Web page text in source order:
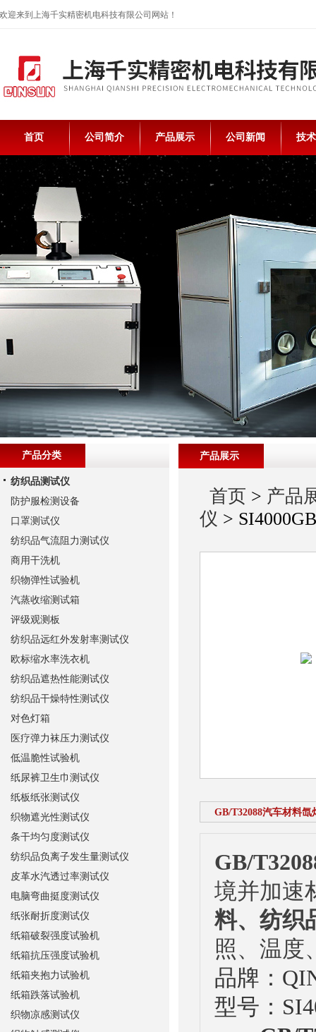
欢迎来到上海千实精密机电科技有限公司网站！
首页 公司简介 产品展示 公司新闻 技
产品展示
首页 > 产品
仪 >
GB/T32088汽车材料氙
GB/
境并加速
料、纺织
照、温度
品牌：
型号：
产品分类
纺织品测试仪
防护服检测设备
口罩测试仪
纺织品气流阻力测试仪
商用干洗机
织物弹性试验机
汽蒸收缩测试箱
评级观测板
纺织品远红外发射率测试仪
欧标缩水率洗衣机
纺织品遮热性能测试仪
纺织品干燥特性测试仪
对色灯箱
医疗弹力袜压力测试仪
低温脆性试验机
纸尿裤卫生巾测试仪
纸板纸张测试仪
织物遮光性测试仪
条干均匀度测试仪
纺织品负离子发生量测试仪
皮革水汽透过率测试仪
电脑弯曲挺度测试仪
纸张耐折度测试仪
纸箱破裂强度试验机
纸箱抗压强度试验机
纸箱夹抱力试验机
纸箱跌落试验机
织物凉感测试仪